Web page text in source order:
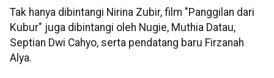
Tak hanya dibintangi Nirina Zubir, film "Panggilan dari
Kubur" juga dibintangi oleh Nugie, Muthia Datau,
Septian Dwi Cahyo, serta pendatang baru Firzanah
Alya.